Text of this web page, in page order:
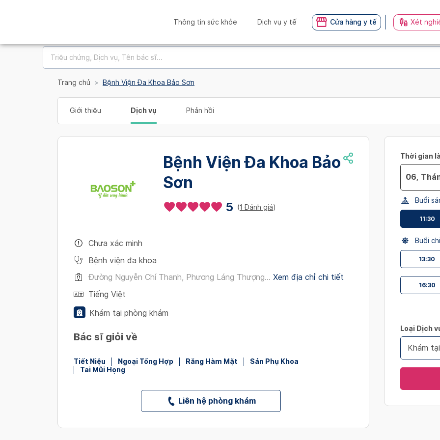
Thông tin sức khỏe Dịch vụ y tế Cửa hàng y tế Xét
Trang chủ Bệnh Viện Đa Khoa Bảo Sơn
Giới thiệu Dịch vụ Phản hồi
Bệnh Viện Đa Khoa Bảo
Sơn
5 (1 Đánh giá)
Chưa xác minh
Bệnh viện đa khoa
Đường Nguyễn Chí Thanh, Phương Láng Thượng... Xem địa chỉ chi tiết
Tiếng Việt
Khám tại phòng khám
Bác sĩ giỏi về
Tiết Niệu Ngoại Tổng Hợp Răng Hàm Mặt
Sản Phụ Khoa
Tai Mũi Họng
Liên hệ phòng khám
Thời gian
Navigate
forward
interact
with
the
calendar
select
a
the
question
key
get
Buổi
11:30
Buổi
13:30
16:30
Loại Dịch
Khám